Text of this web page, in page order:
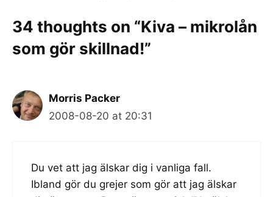
34 thoughts on “Kiva – mikrolån
som gör skillnad!”
Morris Packer
2008-08-20 at 20:31
Du vet att jag älskar dig i vanliga fall.
Ibland gör du grejer som gör att jag älskar